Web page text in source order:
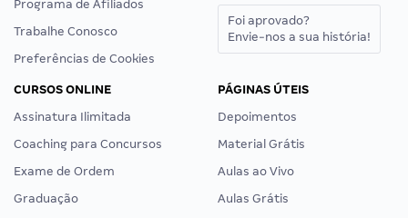
Programa de Afiliados
Trabalhe Conosco
Preferências de Cookies
Foi aprovado?
Envie-nos a sua história!
CURSOS ONLINE
Assinatura Ilimitada
Coaching para Concursos
Exame de Ordem
Graduação
PÁGINAS ÚTEIS
Depoimentos
Material Grátis
Aulas ao Vivo
Aulas Grátis